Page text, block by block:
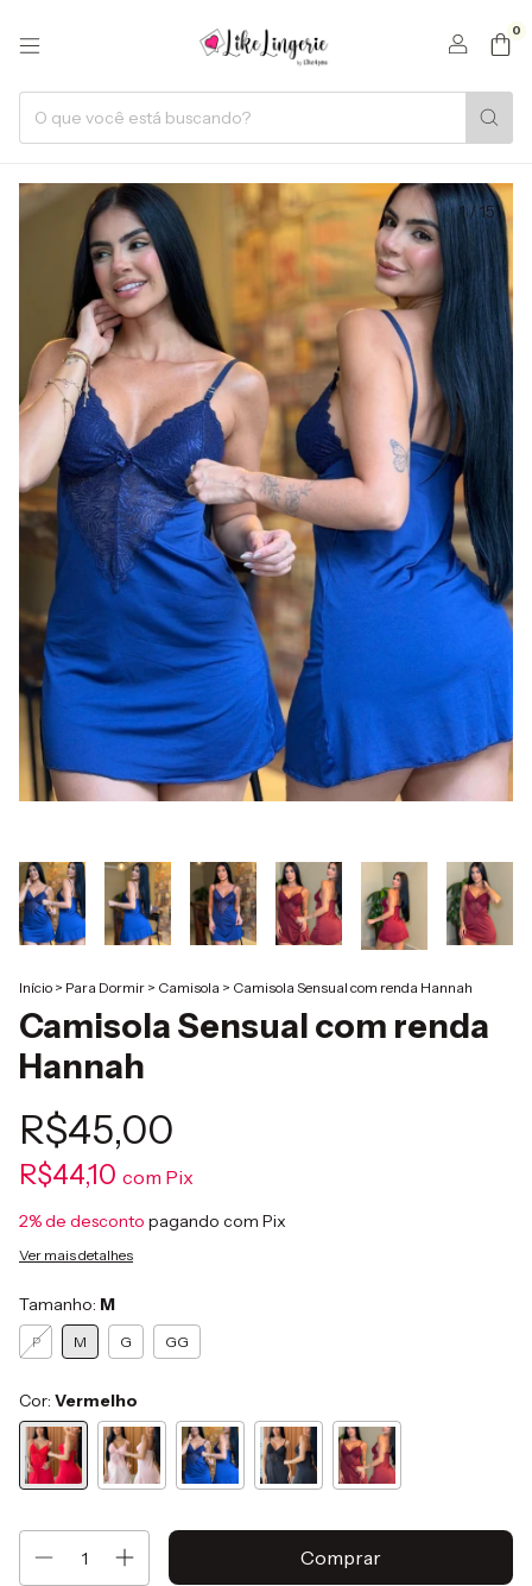
0
1/ 15
Início > Para Dormir > Camisola > Camisola Sensual com renda Hannah
Camisola Sensual com renda
Hannah
R$45,00
R$44,10 com Pix
2% de desconto pagando com Pix
Ver mais detalhes
Tamanho: M
P M G GG
Cor: Vermelho